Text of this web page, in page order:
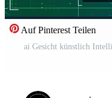
Auf Pinterest Teilen